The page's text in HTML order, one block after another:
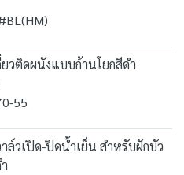
วติดผนังแบบก้านโยกสีดำ
55
ล์วเปิด-ปิดน้ำเย็น สำหรับฝักบัว